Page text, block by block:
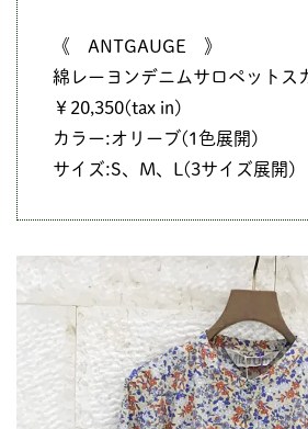
《 ANTGAUGE 》
綿レーヨンデニムサロペットス
￥20,350(tax in)
カラー:オリーブ(1色展開)
サイズ:S、M、L(3サイズ展開)